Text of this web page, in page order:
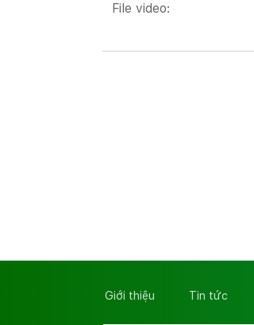
File video:
Giới thiệu Tin tức